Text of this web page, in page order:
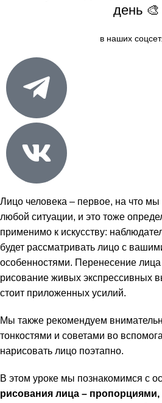
день 🎨
в наших
Лицо человека – первое, на что
любой ситуации, и это тоже
применимо к искусству:
будет рассматривать лицо с
особенностями. Перенесение лица
рисование живых экспрессивных
стоит приложенных усилий.
Мы также рекомендуем
тонкостями и советами во
нарисовать лицо поэтапно.
В этом уроке мы познакомимся с
рисования лица –